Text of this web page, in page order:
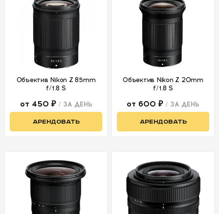
Объектив Nikon Z 85mm
f/1.8 S
от 450 ₽ / ЗА ДЕНЬ
АРЕНДОВАТЬ
Объектив Nikon Z 20mm
f/1.8 S
от 600 ₽ / ЗА ДЕНЬ
АРЕНДОВАТЬ